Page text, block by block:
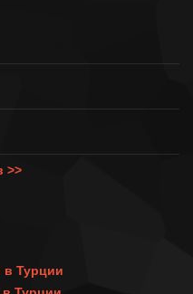
>>
в Турции